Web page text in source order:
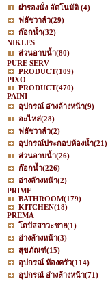
ฝารองนั่ง อัตโนมัติ (4)
ฟลัชวาล์ว(29)
ก๊อกน้ำ(32)
NIKLES
ส่วนอาบน้ำ(80)
PURE SERV
PRODUCT(109)
PIXO
PRODUCT(470)
PAINI
อุปกรณ์ อ่างล้างหน้า(9)
อะไหล่(28)
ฟลัชวาล์ว(2)
อุปกรณ์ประกอบห้องน้ำ(21)
ส่วนอาบน้ำ(26)
ก๊อกน้ำ(226)
อ่างล้างหน้า(2)
PRIME
BATHROOM(179)
KITCHEN(18)
PREMA
โถปัสสาวะชาย(1)
อ่างล้างหน้า(3)
สุขภัณฑ์(15)
อุปกรณ์ ห้องครัว(114)
อุปกรณ์ อ่างล้างหน้า(71)